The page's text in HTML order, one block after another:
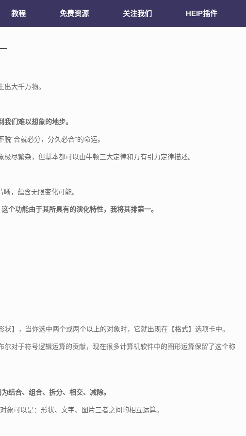
教程 免费资源 关注我们 HEIP插件
大千万物。
们难以想象的地步。
“合就必分，分久必合”的命运。
尽繁杂，但基本都可以由牛顿三大定律和万有引力定律描述。
，蕴含无限变化可能。
个功能由于其所具有的演化特性，我将其排第一。
】，当你选中两个或两个以上的对象时，它就出现在【格式】选项卡中。
尔对于符号逻辑运算的贡献，现在很多计算机软件中的图形运算保留了这个称
结合、组合、拆分、相交、减除。
象可以是：形状、文字、图片三者之间的相互运算。